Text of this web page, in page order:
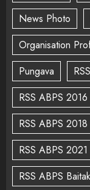
News Photo
Organisation
Pungava
RSS ABPS 2016
RSS ABPS 2018
RSS ABPS 2021
RSS ABPS